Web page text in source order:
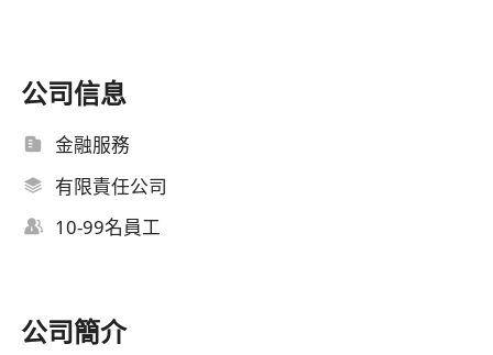
公司信息
金融服務
有限責任公司
10-99名員工
公司簡介